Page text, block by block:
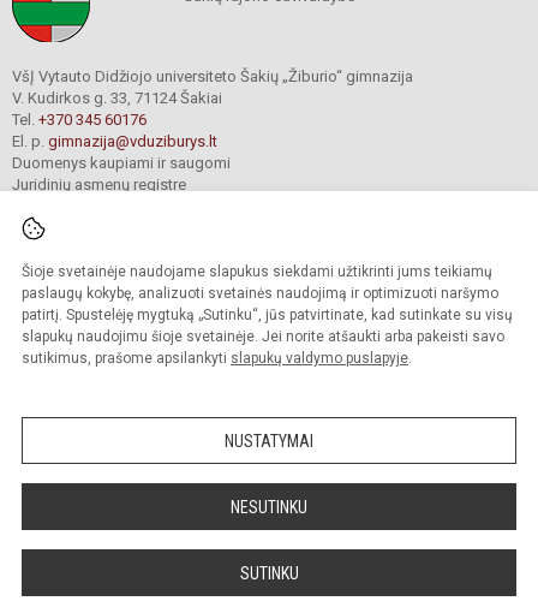
Šioje svetainėje naudojame slapukus siekdami užtikrinti jums teikiamų
paslaugų kokybę, analizuoti svetainės naudojimą ir optimizuoti naršymo
patirtį. Spustelėję mygtuką „Sutinku“, jūs patvirtinate, kad sutinkate su visų
slapukų naudojimu šioje svetainėje. Jei norite atšaukti arba pakeisti savo
sutikimus, prašome apsilankyti slapukų valdymo puslapyje.
NUSTATYMAI
NESUTINKU
SUTINKU
VšĮ Vytauto Didžiojo universiteto Šakių „Žiburio“ gimnazija
V. Kudirkos g. 33, 71124 Šakiai
Tel. +370 345 60176
El. p. gimnazija@vduziburys.lt
Duomenys kaupiami ir saugomi
Juridinių asmenų registre
© 2024. VDU Šakių „Žiburio“ gimnazija. Visos teisės saugomos.
Kopijuoti turinį be raštiško gimnazijos sutikimo griežtai draudžiama.